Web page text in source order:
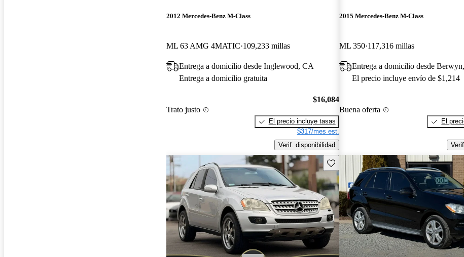
2012 Mercedes-Benz M-Class
ML 63 AMG 4MATIC 109,233 millas
Entrega a domicilio desde Inglewood, CA
Entrega a domicilio gratuita
Trato justo
$16,084
El precio incluye tasas
$317/mes est.
Verif. disponibilidad
2015 Mercedes-Benz M-Class
ML 350 117,316 millas
Entrega a domicilio desde
El precio incluye envío de $1,214
Buena oferta
El
Guarda este Aviso